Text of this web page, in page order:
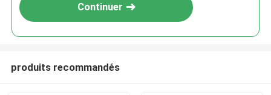
Continuer
produits recommandés